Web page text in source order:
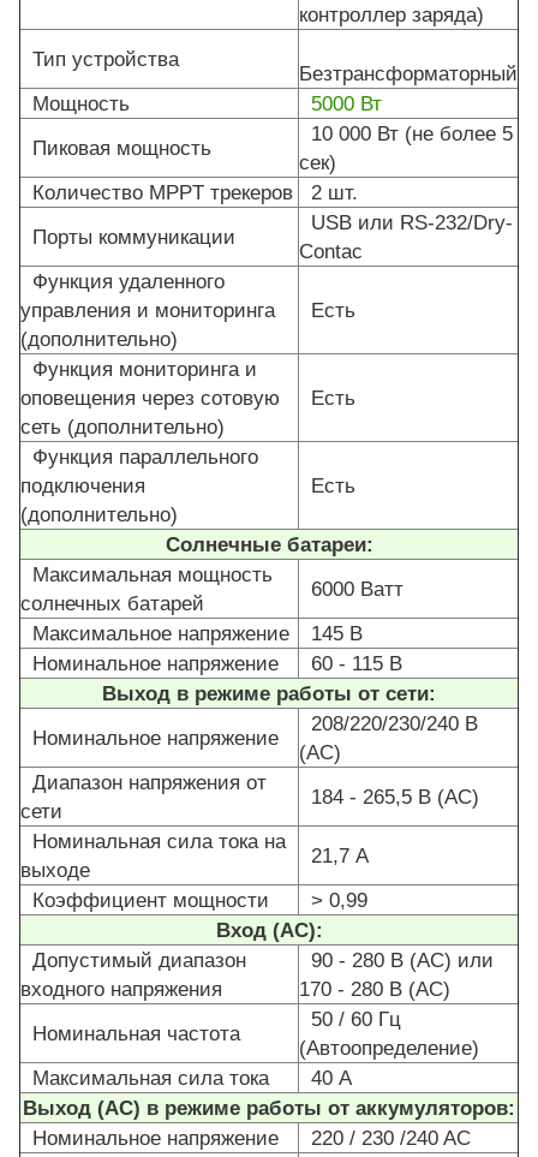
контроллер заряда)
Тип устройства
Безтрансформаторный
Мощность
5000 Вт
Пиковая мощность
10 000 Вт (не более 5
сек)
Количество MPPT трекеров
2 шт.
Порты коммуникации
USB или RS-232/Dry-
Contac
Функция удаленного
управления и мониторинга
(дополнительно)
Есть
Функция мониторинга и
оповещения через сотовую
сеть (дополнительно)
Есть
Функция параллельного
подключения
(дополнительно)
Есть
Солнечные батареи:
Максимальная мощность
солнечных батарей
6000 Ватт
Максимальное напряжение
145 В
Номинальное напряжение
60 - 115 В
Выход в режиме работы от сети:
Номинальное напряжение
208/220/230/240 В
(АС)
Диапазон напряжения от
сети
184 - 265,5 В (АС)
Номинальная сила тока на
выходе
21,7 А
Коэффициент мощности
> 0,99
Вход (АС):
Допустимый диапазон
входного напряжения
90 - 280 В (АС) или
170 - 280 В (АС)
Номинальная частота
50 / 60 Гц
(Автоопределение)
Максимальная сила тока
40 А
Выход (АС) в режиме работы от аккумуляторов:
Номинальное напряжение
220 / 230 /240 AC